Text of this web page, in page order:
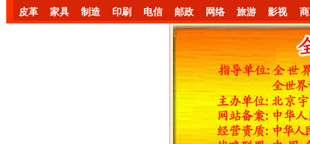
皮革
家具 制造 印刷 电信 邮政 网络 旅游 影视